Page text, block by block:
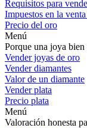
Requisitos para
Impuestos en la
Precio del oro
Menú
Porque una joya
Vender joyas de oro
Vender diamantes
Valor de un diamante
Vender plata
Precio plata
Menú
Valoración honesta